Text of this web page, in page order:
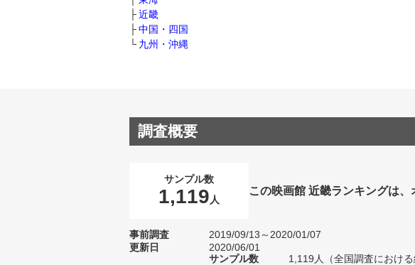
近畿
中国・四国
九州・沖縄
調査概要
サンプル数
1,119 人
この映画館 近畿ランキングは、
事前調査
2019/09/13～2020/01/07
更新日
2020/06/01
サンプル数
1,119人（全国調査におけ